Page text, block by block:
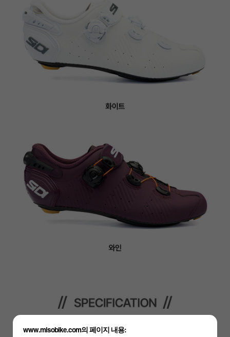
www.misobike.com의 페이지 내용: